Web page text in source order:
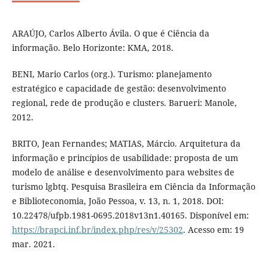
ARAÚJO, Carlos Alberto Ávila. O que é Ciência da
informação. Belo Horizonte: KMA, 2018.
BENI, Mario Carlos (org.). Turismo: planejamento
estratégico e capacidade de gestão: desenvolvimento
regional, rede de produção e clusters. Barueri: Manole,
2012.
BRITO, Jean Fernandes; MATIAS, Márcio. Arquitetura da
informação e princípios de usabilidade: proposta de um
modelo de análise e desenvolvimento para websites de
turismo lgbtq. Pesquisa Brasileira em Ciência da Informação
e Biblioteconomia, João Pessoa, v. 13, n. 1, 2018. DOI:
10.22478/ufpb.1981-0695.2018v13n1.40165. Disponível em:
https://brapci.inf.br/index.php/res/v/25302. Acesso em: 19
mar. 2021.